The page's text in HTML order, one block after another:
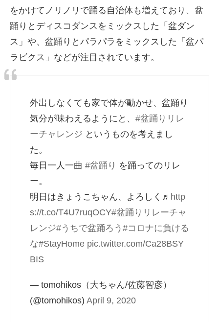
をかけてノリノリで踊る自治体も増えており、盆
踊りとディスコダンスをミックスした「盆ダン
ス」や、盆踊りとパラパラをミックスした「盆パ
ラビクス」などが注目されています。
外出しなくても家で体が動かせ、盆踊り
気分が味わえるようにと、 #盆踊りリレ
ーチャレンジ というものを考えまし
た。
毎日一人一曲 #盆踊り を踊ってのリレ
ー。
明日はきょうこちゃん、よろしく♬ http
s://t.co/T4U7ruqOCY#盆踊りリレーチャ
レンジ#うちで盆踊ろう #コロナに負ける
な#StayHome pic.twitter.com/Ca28BSY
BIS
— tomohikos（大ちゃん/佐藤智彦）
(@tomohikos) April 9, 2020